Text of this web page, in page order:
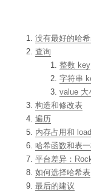
没有最好的哈
查询
整数 key
字符串
value 大
构造和修改表
遍历
内存占用和
哈希函数和表
平台差异：
如何选择哈希表
最后的建议